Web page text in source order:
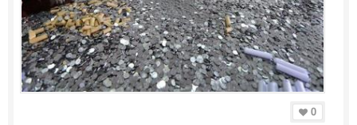
0